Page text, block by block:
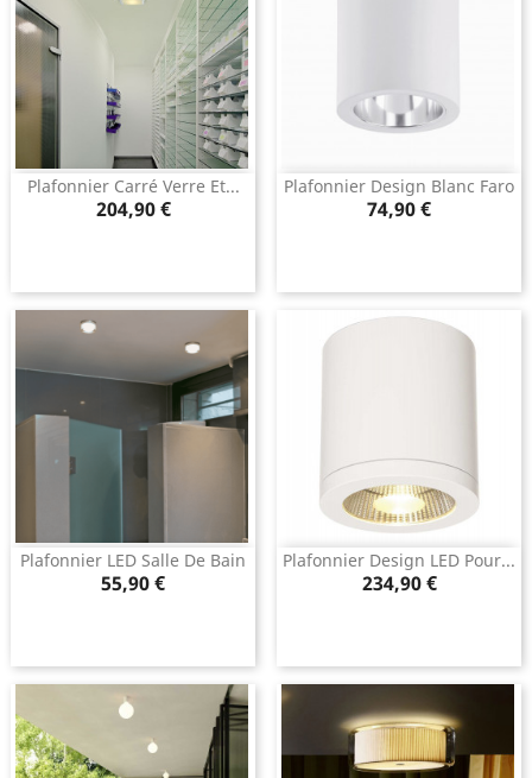
Plafonnier Carré Verre Et...
Prix
204,90 €
Plafonnier Design Blanc Faro
Prix
74,90 €
Plafonnier LED Salle De Bain
Prix
55,90 €
Plafonnier Design LED Pour...
Prix
234,90 €